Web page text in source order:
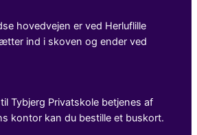
hovedvejen er ved Herluflille
ind i skoven og ender ved
Tybjerg Privatskole betjenes af
kontor kan du bestille et buskort.